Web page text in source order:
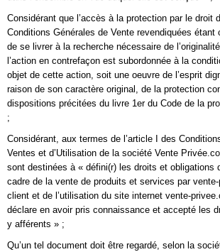
Considérant que l’accès à la protection par le droit
Conditions Générales de Vente revendiquées étant
de se livrer à la recherche nécessaire de
l’action en contrefaçon est subordonnée à la
objet de cette action, soit une oeuvre de l’esprit
raison de son caractère original, de la protection
dispositions précitées du livre 1er du Code de la
;
Considérant, aux termes de l’article I des
Ventes et d’Utilisation de la société Vente
sont destinées à « défini(r) les droits et obligations
cadre de la vente de produits et services par
client et de l’utilisation du site internet vente-
déclare en avoir pris connaissance et accepté les
y afférents » ;
Qu’un tel document doit être regardé, selon la